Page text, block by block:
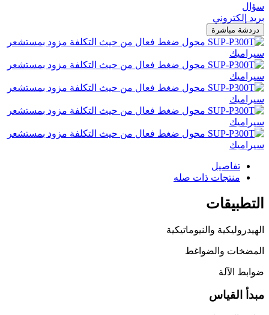
سؤال
بريد إلكتروني
دردشة مباشرة
تفاصيل
منتجات ذات صله
التطبيقات
الهيدروليكية والنيوماتيكية
المضخات والضواغط
ضوابط الآلة
مبدأ القياس